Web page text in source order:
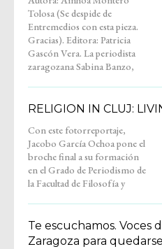
Tolosa (Se despide de
Entremedios con esta pieza.
Gracias). Editora: Patricia
Gascón Vera. La periodista
zaragozana Sabina Banzo,
televisión y locutora de spots
para grandes marcas,
comenzó su andadura en
RELIGION IN CLUJ:
Con este fotorreportaje,
Jacobo García Ochoa pone el
broche final a su formación
en el Grado de Periodismo de
la Facultad de Filosofía y
Letras y cierra también su
etapa como colaborador de
Entremedios. Su trabajo nos
Te escuchamos. Voces
Zaragoza para quedarse